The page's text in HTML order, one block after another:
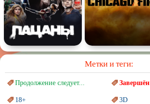
Метки и теги:
Продолжение следует... Завершён
18+ 3D